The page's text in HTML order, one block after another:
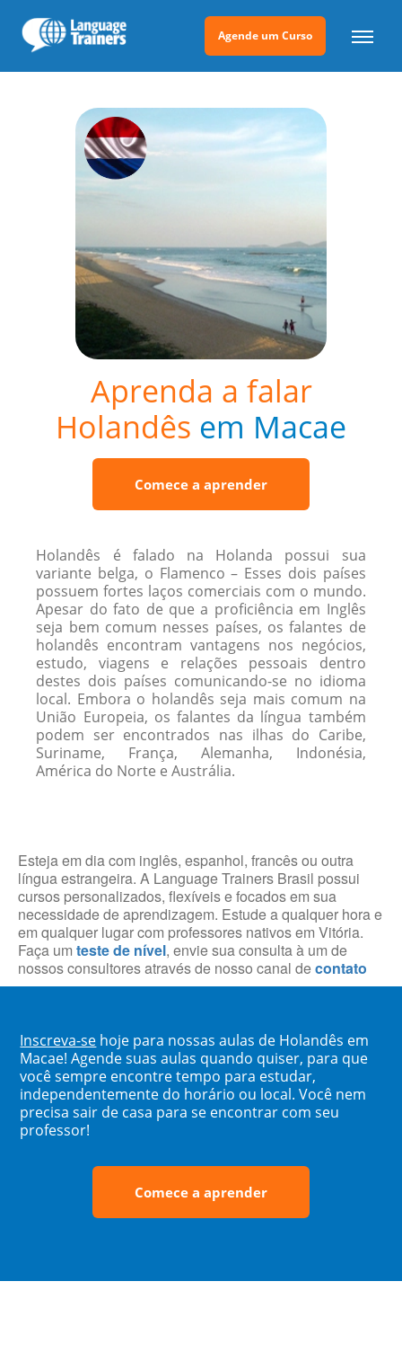
Agende um Curso
Aprenda a falar
Holandês em Macae
Comece a aprender
Holandês é falado na Holanda possui sua
variante belga, o Flamenco – Esses dois países
possuem fortes laços comerciais com o mundo.
Apesar do fato de que a proficiência em Inglês
seja bem comum nesses países, os falantes de
holandês encontram vantagens nos negócios,
estudo, viagens e relações pessoais dentro
destes dois países comunicando-se no idioma
local. Embora o holandês seja mais comum na
União Europeia, os falantes da língua também
podem ser encontrados nas ilhas do Caribe,
Suriname, França, Alemanha, Indonésia,
América do Norte e Austrália.
Esteja em dia com inglês, espanhol, francês ou outra
língua estrangeira. A Language Trainers Brasil possui
cursos personalizados, flexíveis e focados em sua
necessidade de aprendizagem. Estude a qualquer hora e
em qualquer lugar com professores nativos em Vitória.
Faça um teste de nível, envie sua consulta à um de
nossos consultores através de nosso canal decontato
Inscreva-se hoje para nossas aulas de Holandês em
Macae! Agende suas aulas quando quiser, para que
você sempre encontre tempo para estudar,
independentemente do horário ou local. Você nem
precisa sair de casa para se encontrar com seu
professor!
Comece a aprender